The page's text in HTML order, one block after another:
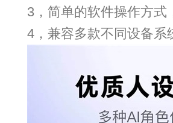
3，简单的软件操作方式
4，兼容多款不同设备系